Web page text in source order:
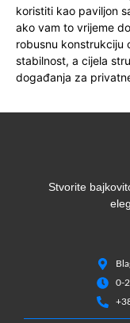
koristiti kao paviljon
ako vam to vrijeme
robusnu konstrukciju
stabilnost, a cijela
događanja za
Stvorite
0-